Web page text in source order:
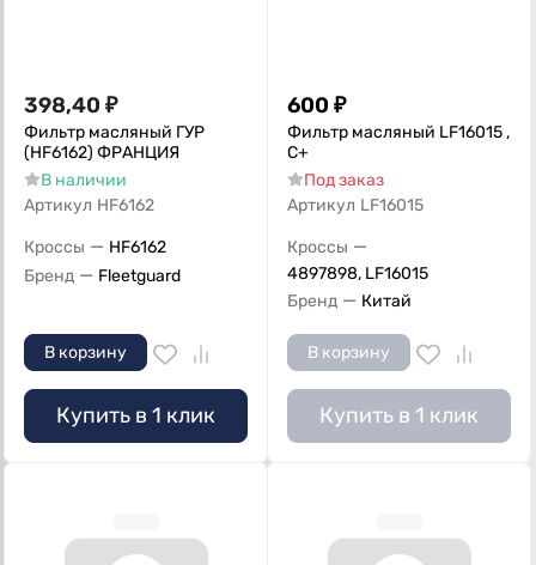
398,40 ₽
Фильтр масляный ГУР
(HF6162) ФРАНЦИЯ
В наличии
Артикул HF6162
Кроссы — HF6162
Бренд — Fleetguard
В корзину
Купить в 1 клик
600 ₽
Фильтр масляный LF16015 ,
C+
Под заказ
Артикул LF16015
Кроссы —
4897898, LF16015
Бренд — Китай
В корзину
Купить в 1 клик